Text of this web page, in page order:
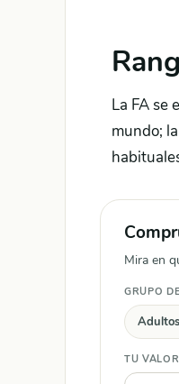
La FA se
mundo;
Mira en
GRUPO
TU VALOR